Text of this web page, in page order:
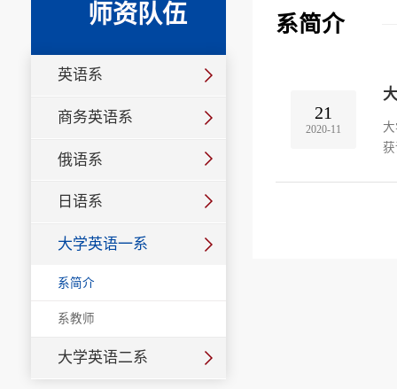
师资队伍
英语系
商务英语系
俄语系
日语系
大学英语一系
系简介
系教师
大学英语二系
系简介
21
2020-11